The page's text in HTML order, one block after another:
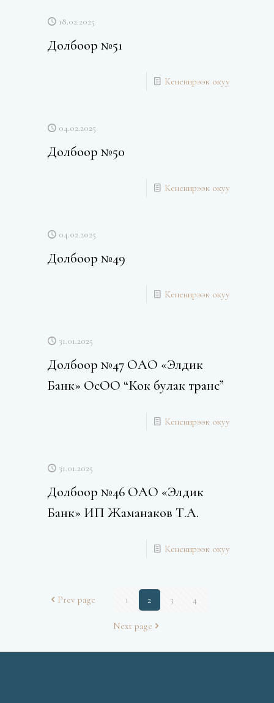
18.02.2025
Долбоор №51
Кененирээк окуу
04.02.2025
Долбоор №50
Кененирээк окуу
04.02.2025
Долбоор №49
Кененирээк окуу
31.01.2025
Долбоор №47 ОАО «Элдик
Банк» ОсОО “Кок булак транс”
Кененирээк окуу
31.01.2025
Долбоор №46 ОАО «Элдик
Банк» ИП Жаманаков Т.А.
Кененирээк окуу
Prev page 1 2 3 4
Next page